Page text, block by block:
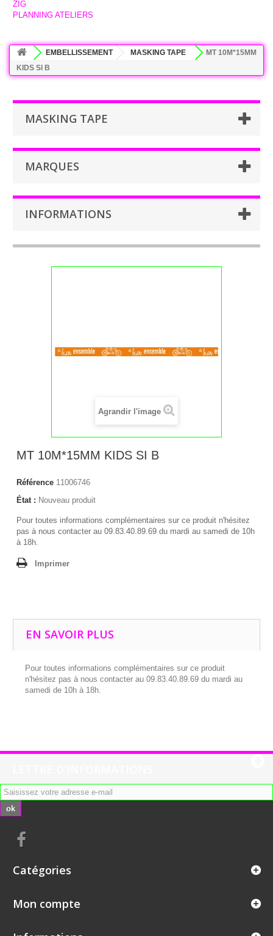
ZIG
PLANNING ATELIERS
EMBELLISSEMENT MASKING TAPE
MT 10M*15MM
KIDS SI B
MASKING TAPE
MARQUES
INFORMATIONS
Agrandir l'image
MT 10M*15MM KIDS SI B
Référence 11006746
État : Nouveau produit
Pour toutes informations complémentaires sur ce produit n'hésitez
pas à nous contacter au 09.83.40.89.69 du mardi au samedi de 10h
à 18h.
Imprimer
EN SAVOIR PLUS
Pour toutes informations complémentaires sur ce produit
n'hésitez pas à nous contacter au 09.83.40.89.69 du mardi au
samedi de 10h à 18h.
ok
Catégories
Mon compte